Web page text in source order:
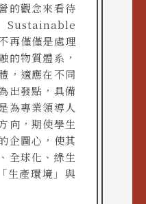
的觀念來看待
再僅僅是處理
的物質體系，
，適應在不同
出發點，具備
為專業領導人
向，期使學生
企圖心，使其
全球化、綠生
生產環境」與